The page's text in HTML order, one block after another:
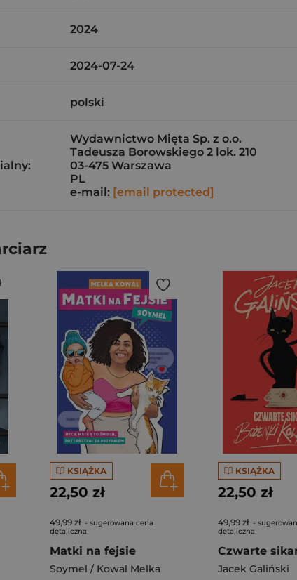
2024
2024-07-24
polski
Wydawnictwo Mięta Sp. z o.o.
Tadeusza Borowskiego 2 lok. 210
03-475 Warszawa
PL
e-mail: [email protected]
KSIĄŻKA
22,50 zł
49,99 zł - sugerowana cena
detaliczna
Matki na fejsie
Soymel / Kowal Melka
KSIĄŻKA
22,50 zł
49,99 zł -
detaliczna
Jacek Galiński